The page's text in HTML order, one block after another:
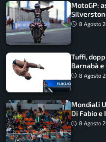
MotoGP:
8 Agosto
Tuffi,
Barnabà
8 Agosto
Mondiali
Di Fabio
Castellani
8 Agosto